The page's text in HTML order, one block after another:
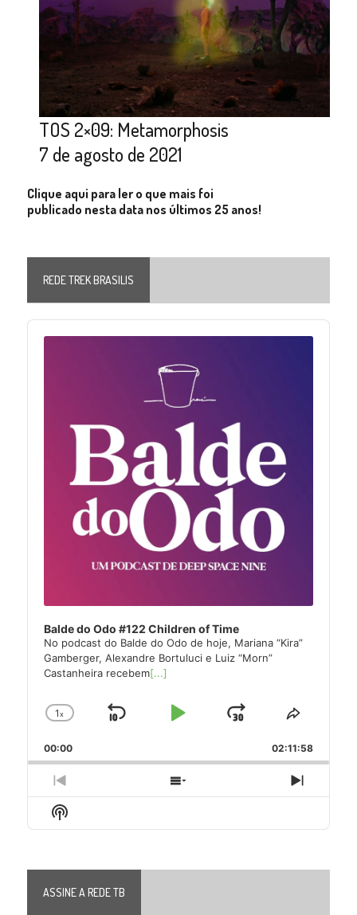
TOS 2×09: Metamorphosis
7 de agosto de 2021
Clique aqui para ler o que mais foi
publicado nesta data nos últimos 25 anos!
REDE TREK BRASILIS
Audio
Player
Balde do Odo #122 Children of Time
No podcast do Balde do Odo de hoje, Mariana “Kira”
Gamberger, Alexandre Bortuluci e Luiz “Morn”
Castanheira recebem[...]
Change
Rate
1x
Skip
Play
Jump
Forward
Share
Episode
00:00 02:11:58
Previous
Episode
Show
Episodes
Next
Episode
Show
Podcast
ASSINE A REDE TB